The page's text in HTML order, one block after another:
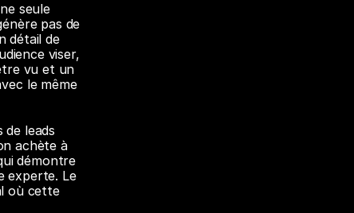
seule
pas de
détail de
viser,
vu et un
le même
leads
achète à
démontre
experte. Le
où cette